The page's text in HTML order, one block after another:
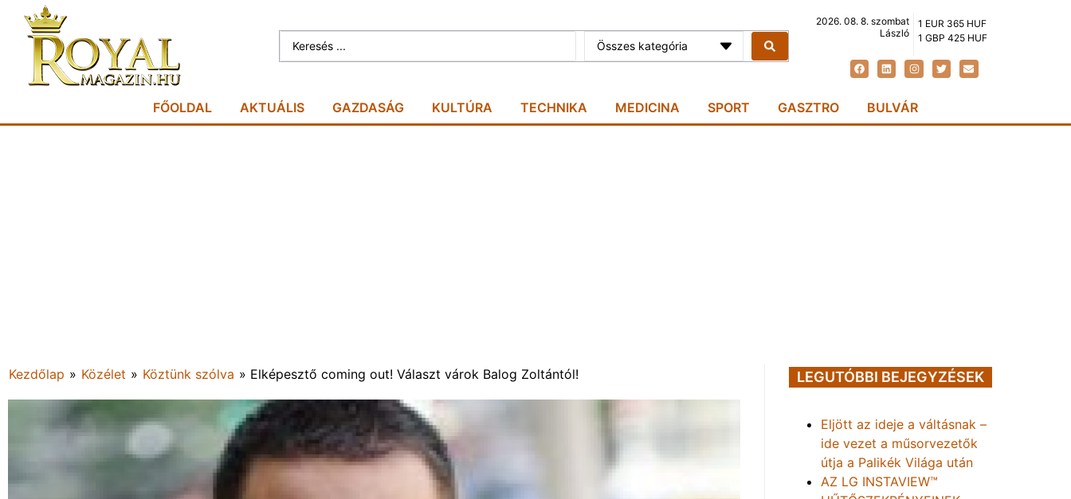
Összes kategória
2026. 08. 8. szombat
László
1 EUR 365 HUF
1 GBP 425 HUF
FŐOLDAL AKTUÁLIS GAZDASÁG KULTÚRA TECHNIKA MEDICINA SPORT GASZTRO BULVÁR
Kezdőlap » Közélet » Köztünk szólva » Elképesztő coming out! Választ várok Balog Zoltántól! LEGUTÓBBI BEJEGYZÉSEK
Eljött az ideje a váltásnak –
ide vezet a műsorvezetők
útja a Palikék Világa után
AZ LG INSTAVIEW™